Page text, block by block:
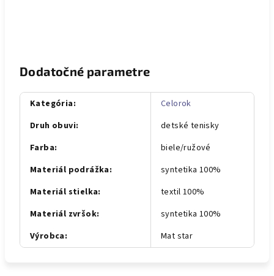
Dodatočné parametre
Kategória:
Celorok
Druh obuvi:
detské tenisky
Farba:
biele/ružové
Materiál podrážka:
syntetika 100%
Materiál stielka:
textil 100%
Materiál zvršok:
syntetika 100%
Výrobca: Mat star